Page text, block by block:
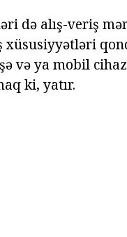
də alış-veriş
xüsusiyyətləri
və ya mobil
ki, yatır.